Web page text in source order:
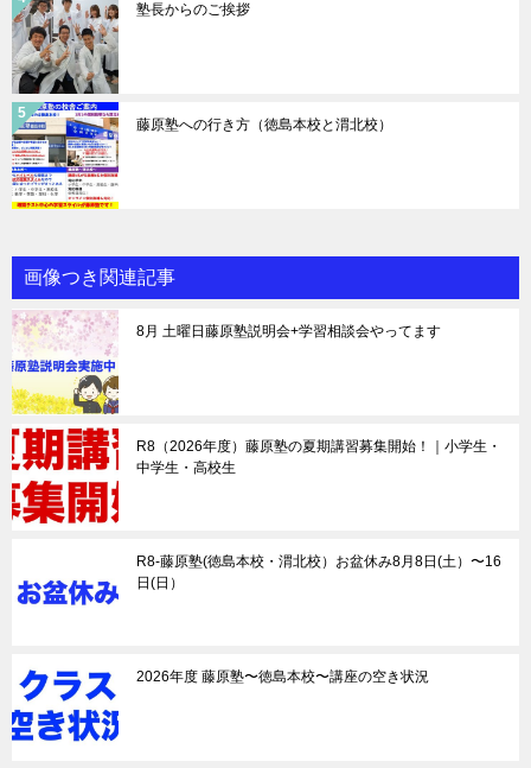
塾長からのご挨拶
藤原塾への行き方（徳島本校と渭北校）
画像つき関連記事
8月 土曜日藤原塾説明会+学習相談会やってます
R8（2026年度）藤原塾の夏期講習募集開始！｜小学生・
中学生・高校生
R8-藤原塾(徳島本校・渭北校）お盆休み8月8日(土）〜16
日(日）
2026年度 藤原塾〜徳島本校〜講座の空き状況